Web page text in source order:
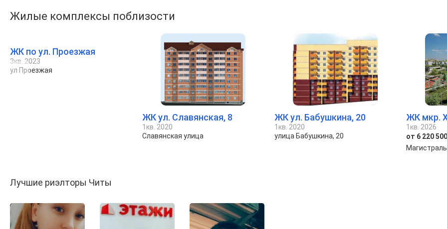
Жилые комплексы поблизости
ЖК по ул. Проезжая
3кв. 2023
ул Проезжая
ЖК ул. Славянская, 8
1кв. 2020
Славянская улица
ЖК ул. Бабушкина, 20
1кв. 2020
улица Бабушкина, 20
ЖК мкр.
1кв. 2026
от 6 220
Лучшие риэлторы Читы